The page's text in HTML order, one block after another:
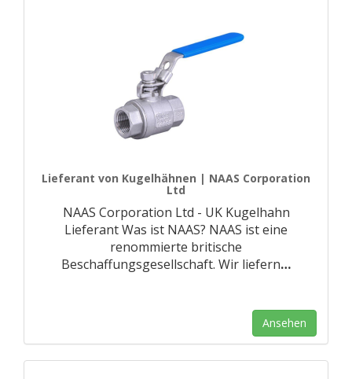
Lieferant von Kugelhähnen | NAAS Corporation
Ltd
NAAS Corporation Ltd - UK Kugelhahn
Lieferant Was ist NAAS? NAAS ist eine
renommierte britische
Beschaffungsgesellschaft. Wir liefern…
Ansehen